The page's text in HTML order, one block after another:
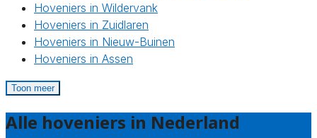
Hoveniers in Wildervank
Hoveniers in Zuidlaren
Hoveniers in Nieuw-Buinen
Hoveniers in Assen
Toon meer
Alle hoveniers in Nederland